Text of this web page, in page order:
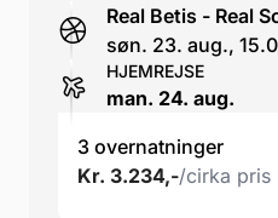
Real Betis - Real
søn. 23. aug.,
HJEMREJSE
man. 24. aug.
3 overnatninger
Kr. 3.234,-/cirka pris